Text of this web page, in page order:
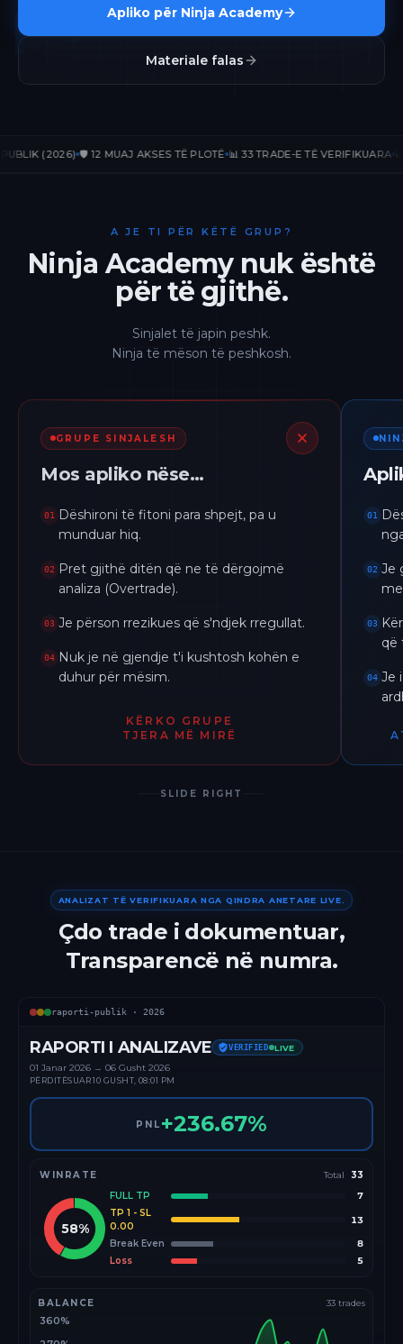
Apliko për Ninja Academy
Materiale falas
(2026) 🛡️ 12 MUAJ AKSES TË PLOTË 📊 33 TRADE-E TË VERIFIKUARA 📈
A JE TI PËR KËTË GRUP?
Ninja Academy nuk është
për të gjithë.
Sinjalet të japin peshk.
Ninja të mëson të peshkosh.
GRUPE SINJALESH
Mos apliko nëse…
01
Dëshironi të fitoni para shpejt, pa u
munduar hiq.
02
Pret gjithë ditën që ne të dërgojmë
analiza (Overtrade).
03 Je përson rrezikues që s'ndjek rregullat.
04 Nuk je në gjendje t'i kushtosh kohën e
duhur për mësim.
KËRKO GRUPE
TJERA MË MIRË
01
02 Je
03
që
04 Je
SLIDE RIGHT
ANALIZAT TË VERIFIKUARA NGA QINDRA ANETARE LIVE.
Çdo trade i dokumentuar,
Transparencë në numra.
raporti-publik · 2026
RAPORTI I ANALIZAVE VERIFIED LIVE
01 Janar 2026 → 06 Gusht 2026
PËRDITËSUAR10 GUSHT, 08:01 PM
PNL +236.67%
WINRATE Total 33
58%
FULL TP
7
TP 1 - SL
0.00
13
Break Even
8
Loss
5
BALANCE 33 trades
360%